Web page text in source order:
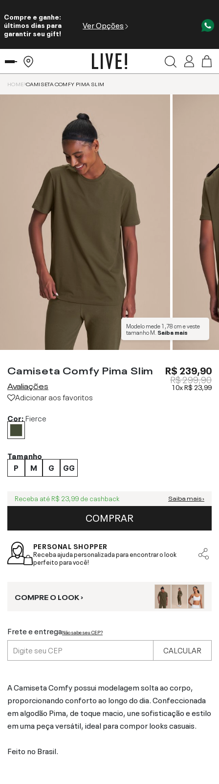
Compre e ganhe:
últimos dias para
garantir seu gift!
Ver Opções
HOME CAMISETA COMFY PIMA SLIM
Modelo mede1,78 cme veste
tamanhoM Saiba mais
Camiseta Comfy Pima Slim
Avaliações
Adicionar aos favoritos
R$ 239,90
R$ 299,90
10xR$ 23,99
Cor:Fierce
Tamanho
P
M G GG
Receba até R$ 23,99 de cashback Saiba mais ›
COMPRAR
PERSONAL SHOPPER
Receba ajuda personalizada para encontrar o look
perfeito para você!
COMPRE O LOOK ›
Frete e entregaNão sabe seu CEP?
CALCULAR
A Camiseta Comfy possui modelagem solta ao corpo,
proporcionando conforto ao longo do dia. Confeccionada
em algodão Pima, de toque macio, une sofisticação e estilo
em uma peça versátil, ideal para compor looks casuais.
Feito no Brasil.